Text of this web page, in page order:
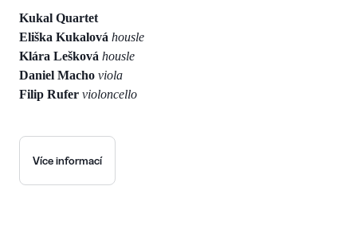
Kukal Quartet
Eliška Kukalová housle
Klára Lešková housle
Daniel Macho viola
Filip Rufer violoncello
Více informací